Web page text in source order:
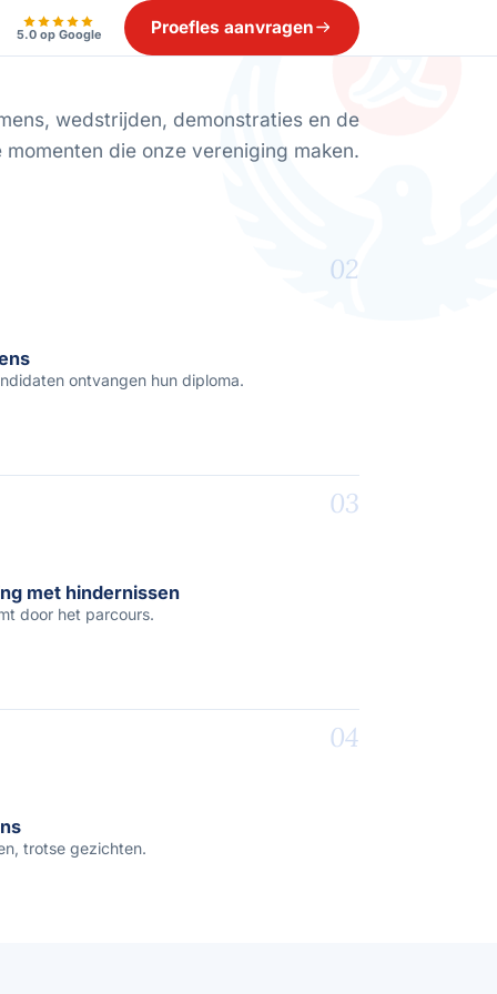
5.0 op Google Proefles aanvragen
wedstrijden, demonstraties en de
momenten die onze vereniging maken.
02
ontvangen hun diploma.
03
met hindernissen
door het parcours.
04
trotse gezichten.